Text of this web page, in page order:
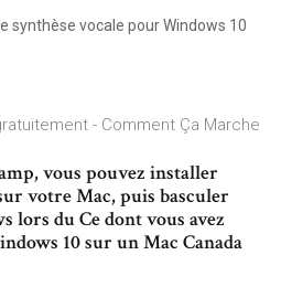
synthèse vocale pour Windows 10
- Comment Ça Marche
vous pouvez installer
votre Mac, puis basculer
lors du Ce dont vous avez
10 sur un Mac Canada